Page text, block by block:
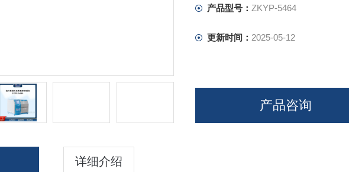
产品型号： ZKYP-5464
更新时间： 2025-05-12
产品咨询
详细介绍